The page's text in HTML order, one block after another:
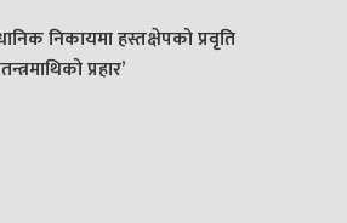
निकायमा हस्तक्षेपको प्रवृति
प्रहार’